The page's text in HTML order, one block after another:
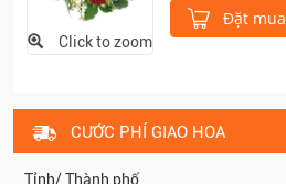
Click to zoom
Đặt mua
CƯỚC PHÍ GIAO HOA
Tỉnh/ Thành phố